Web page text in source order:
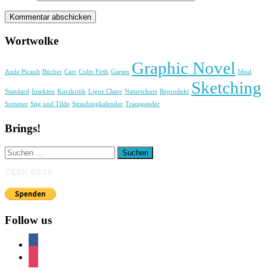
Wortwolke
Aude Picault Bücher Carr Colin Firth Garten Graphic Novel Ideal
Standard Insekten Kurzkritik Ligne Claire Naturschutz Reprodukt Sketching
Sommer Stig und Tilde Straubingkalender Transgender
Brings!
Suchen
nach:
Follow us